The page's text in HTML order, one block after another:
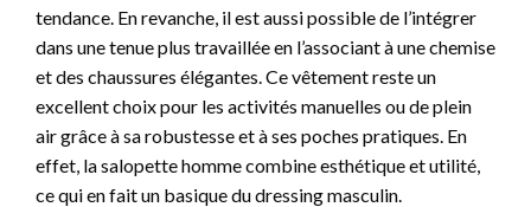
tendance. En revanche, il est aussi possible de l’intégrer
dans une tenue plus travaillée en l’associant à une chemise
et des chaussures élégantes. Ce vêtement reste un
excellent choix pour les activités manuelles ou de plein
air grâce à sa robustesse et à ses poches pratiques. En
effet, la salopette homme combine esthétique et utilité,
ce qui en fait un basique du dressing masculin.